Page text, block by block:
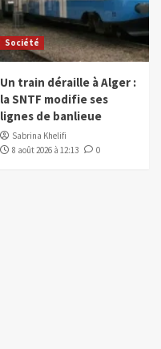
Société
Un train déraille à Alger :
la SNTF modifie ses
lignes de banlieue
Sabrina Khelifi
8 août 2026 à 12:13
0